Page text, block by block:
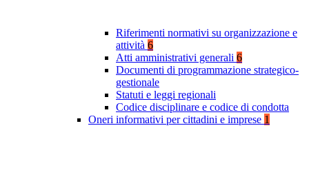
Riferimenti normativi su organizzazione e
attività 6
Atti amministrativi generali 6
Documenti di programmazione strategico-
gestionale
Statuti e leggi regionali
Codice disciplinare e codice di condotta
Oneri informativi per cittadini e imprese 1